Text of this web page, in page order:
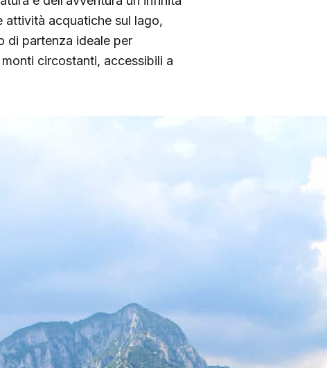
attività acquatiche sul lago,
di partenza ideale per
circostanti, accessibili a